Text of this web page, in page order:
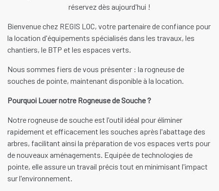
réservez dès aujourd'hui !
Bienvenue chez REGIS LOC, votre partenaire de confiance pour
la location d'équipements spécialisés dans les travaux, les
chantiers, le BTP et les espaces verts.
Nous sommes fiers de vous présenter : la rogneuse de
souches de pointe, maintenant disponible à la location.
Pourquoi Louer notre Rogneuse de Souche ?
Notre rogneuse de souche est l'outil idéal pour éliminer
rapidement et efficacement les souches après l'abattage des
arbres, facilitant ainsi la préparation de vos espaces verts pour
de nouveaux aménagements. Equipée de technologies de
pointe, elle assure un travail précis tout en minimisant l'impact
sur l'environnement.